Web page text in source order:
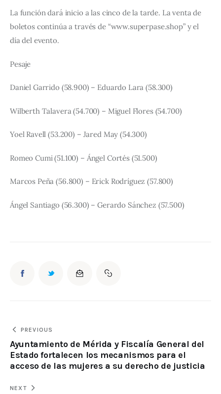
La función dará inicio a las cinco de la tarde. La venta de
boletos continúa a través de “www.superpase.shop” y el
día del evento.
Pesaje
Daniel Garrido (58.900) – Eduardo Lara (58.300)
Wilberth Talavera (54.700) – Miguel Flores (54.700)
Yoel Ravell (53.200) – Jared May (54.300)
Romeo Cumi (51.100) – Ángel Cortés (51.500)
Marcos Peña (56.800) – Erick Rodríguez (57.800)
Ángel Santiago (56.300) – Gerardo Sánchez (57.500)
PREVIOUS
Ayuntamiento de Mérida y Fiscalía General del
Estado fortalecen los mecanismos para el
acceso de las mujeres a su derecho de justicia
NEXT